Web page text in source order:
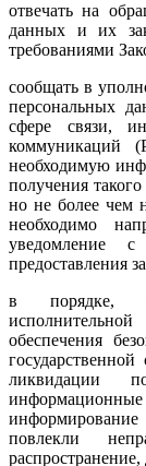
отвечать на
данных и их
требованиями
сообщать в
персональных
сфере связи,
коммуникаций
необходимую
получения
но не более чем
необходимо
уведомление
предоставления
в порядке,
обеспечения
ликвидации
повлекли